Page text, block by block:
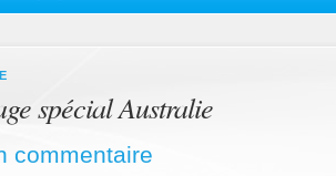
spécial Australie
commentaire